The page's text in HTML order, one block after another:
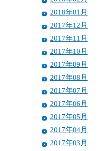
2018年01月
2017年12月
2017年11月
2017年10月
2017年09月
2017年08月
2017年07月
2017年06月
2017年05月
2017年04月
2017年03月